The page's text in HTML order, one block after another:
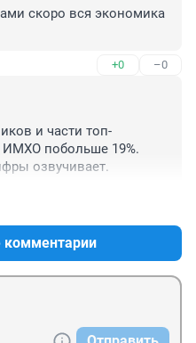
скоро вся экономика
+0 –0
и части топ-
ИМХО побольше 19%.
озвучивает.
комментарии